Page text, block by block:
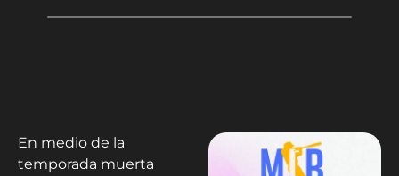
En medio de la
temporada muerta